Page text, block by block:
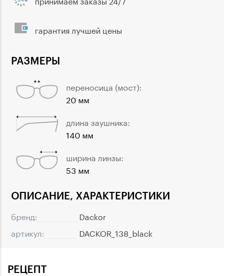
ОПИСАНИЕ, ХАРАКТЕРИСТИКИ
бренд:
Dackor
артикул:
DACKOR_138_black
РАЗМЕРЫ
переносица (мост):
20 мм
длина заушника:
140 мм
ширина линзы:
53 мм
гарантия лучшей цены
РЕЦЕПТ